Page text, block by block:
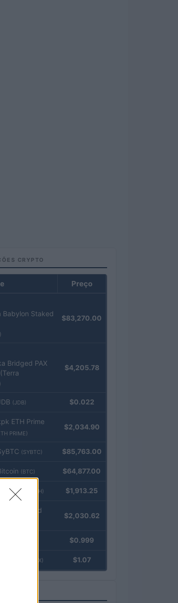
CRYPTO
Preço
Babylon Staked
$83,270.00
Bridged PAX
$4,205.78
(JDB) $0.022
ETH Prime
PRIME)
$2,034.90
(SYBTC) $85,763.00
(BTC) $64,877.00
Ethereum (ETH) $1,913.25
kpk ETH Yield
$2,030.62
$0.999
(USDEX) $1.07